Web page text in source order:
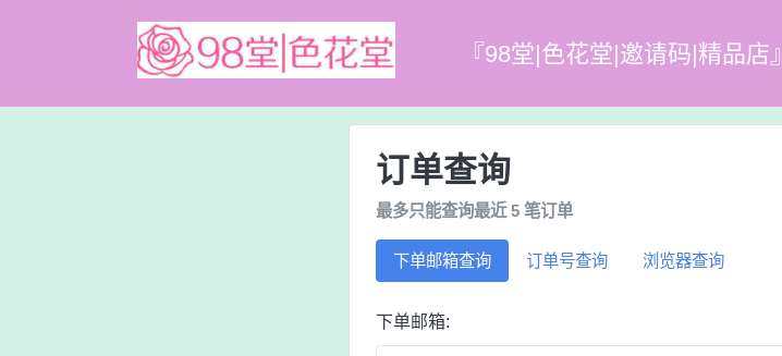
『98堂|色花堂|邀请码|精品店』
订单查询
最多只能查询最近 5 笔订单
下单邮箱查询 订单号查询 浏览器查询
下单邮箱: